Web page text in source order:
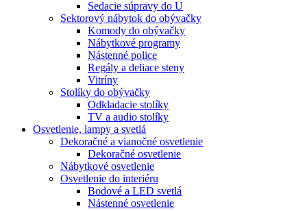
Sedacie súpravy do U
Sektorový nábytok do obývačky
Komody do obývačky
Nábytkové programy
Nástenné police
Regály a deliace steny
Vitríny
Stolíky do obývačky
Odkladacie stolíky
TV a audio stolíky
Osvetlenie, lampy a svetlá
Dekoračné a vianočné osvetlenie
Dekoračné osvetlenie
Nábytkové osvetlenie
Osvetlenie do interiéru
Bodové a LED svetlá
Nástenné osvetlenie